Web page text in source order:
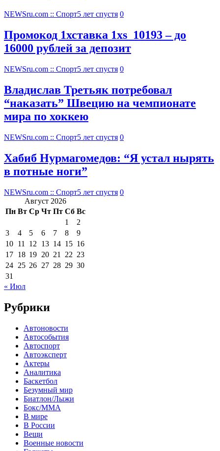
NEWSru.com :: Спорт5 лет спустя 0
Промокод 1хставка 1xs_10193 – до
16000 рублей за депозит
NEWSru.com :: Спорт5 лет спустя 0
Владислав Третьяк потребовал
“наказать” Швецию на чемпионате
мира по хоккею
NEWSru.com :: Спорт5 лет спустя 0
Хабиб Нурмагомедов: “Я устал нырять
в потные ноги”
NEWSru.com :: Спорт5 лет спустя 0
Август 2026
Пн Вт Ср Чт Пт Сб Вс
1
2
3
4 5 6 7 8
9
10 11 12 13 14 15 16
17 18 19 20 21 22 23
24 25 26 27 28 29 30
31
« Июл
Рубрики
Автоновости
Автособытия
Автоспорт
Автоэксперт
Актеры
Аналитика
Баскетбол
Безумный мир
Биатлон/Лыжи
Бокс/MMA
В мире
В России
Вещи
Военные новости